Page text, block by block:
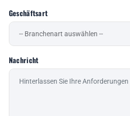
Geschäftsart
Nachricht